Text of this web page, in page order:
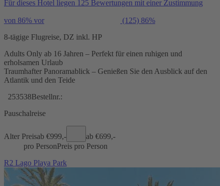
Für dieses Hotel liegen 125 Bewertungen mit einer Zustimmung
von 86% vor (125) 86%
8-tägige Flugreise, DZ inkl. HP
Adults Only ab 16 Jahren – Perfekt für einen ruhigen und
erholsamen Urlaub
Traumhafter Panoramablick – Genießen Sie den Ausblick auf den
Atlantik und den Teide
253538Bestellnr.:
Pauschalreise
Alter Preisab €999,- ab €699,-
pro PersonPreis pro Person
R2 Lago Playa Park